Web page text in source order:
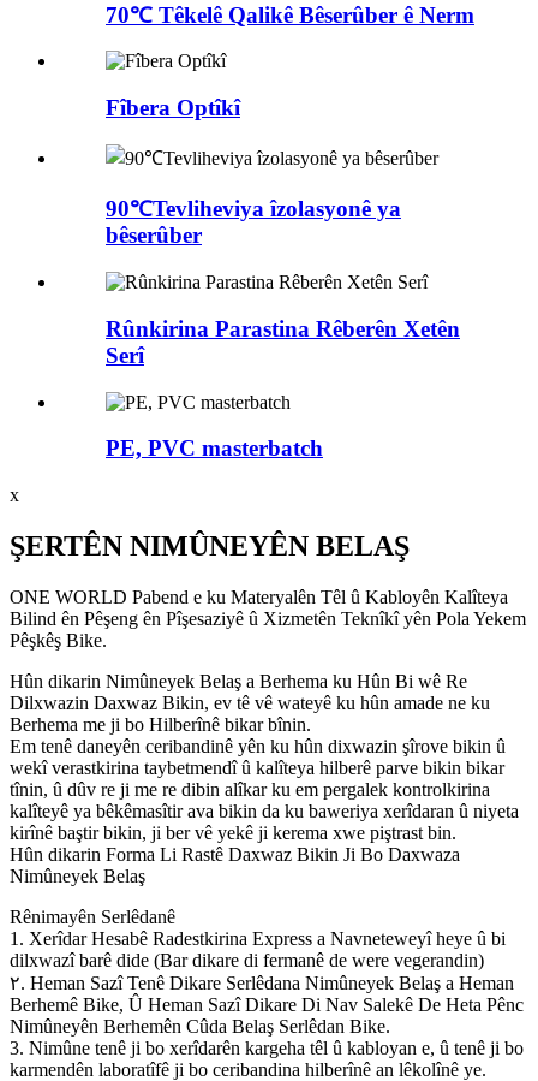
70℃ Têkelê Qalikê Bêserûber ê Nerm
Fîbera Optîkî
90℃Tevliheviya îzolasyonê ya
bêserûber
Rûnkirina Parastina Rêberên Xetên
Serî
PE, PVC masterbatch
x
ŞERTÊN NIMÛNEYÊN BELAŞ
ONE WORLD Pabend e ku Materyalên Têl û Kabloyên Kalîteya
Bilind ên Pêşeng ên Pîşesaziyê û Xizmetên Teknîkî yên Pola Yekem
Pêşkêş Bike.
Hûn dikarin Nimûneyek Belaş a Berhema ku Hûn Bi wê Re
Dilxwazin Daxwaz Bikin, ev tê vê wateyê ku hûn amade ne ku
Berhema me ji bo Hilberînê bikar bînin.
Em tenê daneyên ceribandinê yên ku hûn dixwazin şîrove bikin û
wekî verastkirina taybetmendî û kalîteya hilberê parve bikin bikar
tînin, û dûv re ji me re dibin alîkar ku em pergalek kontrolkirina
kalîteyê ya bêkêmasîtir ava bikin da ku baweriya xerîdaran û niyeta
kirînê baştir bikin, ji ber vê yekê ji kerema xwe piştrast bin.
Hûn dikarin Forma Li Rastê Daxwaz Bikin Ji Bo Daxwaza
Nimûneyek Belaş
Rênimayên Serlêdanê
1. Xerîdar Hesabê Radestkirina Express a Navneteweyî heye û bi
dilxwazî ​​​​barê dide (Bar dikare di fermanê de were vegerandin)
٢. Heman Sazî Tenê Dikare Serlêdana Nimûneyek Belaş a Heman
Berhemê Bike, Û Heman Sazî Dikare Di Nav Salekê De Heta Pênc
Nimûneyên Berhemên Cûda Belaş Serlêdan Bike.
3. Nimûne tenê ji bo xerîdarên kargeha têl û kabloyan e, û tenê ji bo
karmendên laboratîfê ji bo ceribandina hilberînê an lêkolînê ye.